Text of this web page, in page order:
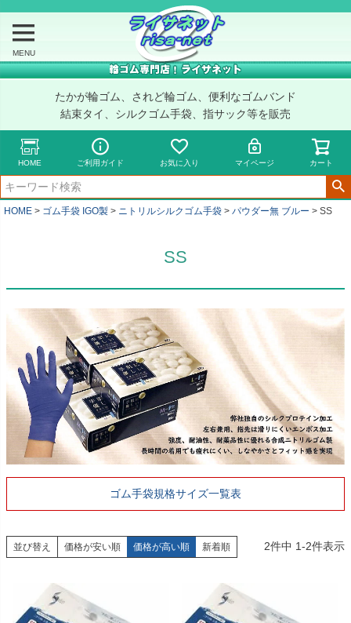
MENU
たかが輪ゴム、されど輪ゴム、便利なゴムバンド
結束タイ、シルクゴム手袋、指サック等を販売
HOME ご利用ガイド お気に入り マイページ カート
HOME ゴム手袋 IGO製 ニトリルシルクゴム手袋 パウダー無 ブルー SS
SS
ゴム手袋規格サイズ一覧表
並び替え 価格が安い順 価格が高い順 新着順 2件中 1-2件表示